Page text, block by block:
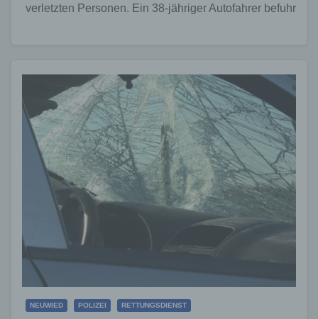
verletzten Personen. Ein 38-jähriger Autofahrer befuhr
NEUWIED POLIZEI RETTUNGSDIENST